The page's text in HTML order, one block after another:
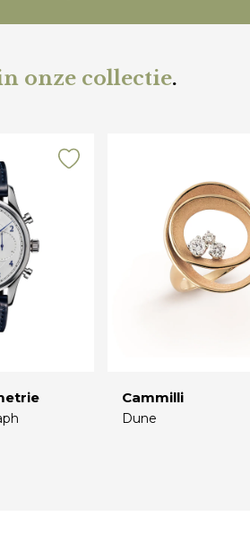
onze collectie.
Cammilli
Dune